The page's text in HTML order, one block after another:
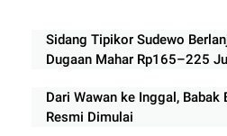
Sidang Tipikor Sudewo
Dugaan Mahar Rp165–225
Dari Wawan ke Inggal, Babak
Resmi Dimulai